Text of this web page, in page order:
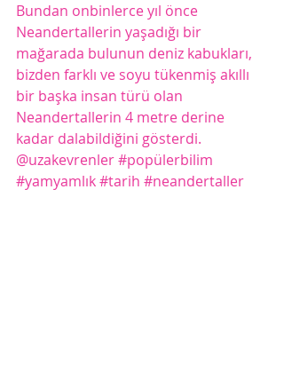
Bundan onbinlerce yıl önce
Neandertallerin yaşadığı bir
mağarada bulunun deniz kabukları,
bizden farklı ve soyu tükenmiş akıllı
bir başka insan türü olan
Neandertallerin 4 metre derine
kadar dalabildiğini gösterdi.
@uzakevrenler #popülerbilim
#yamyamlık#tarih #neandertaller